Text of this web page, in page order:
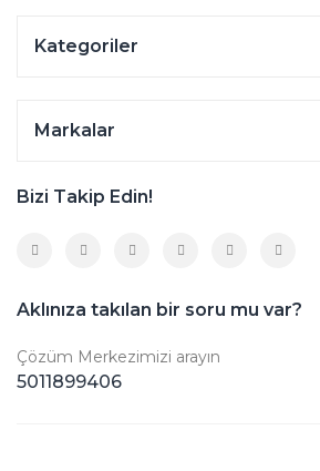
Kategoriler
Markalar
Bizi Takip Edin!
Aklınıza takılan bir soru mu var?
Çözüm Merkezimizi arayın
5011899406